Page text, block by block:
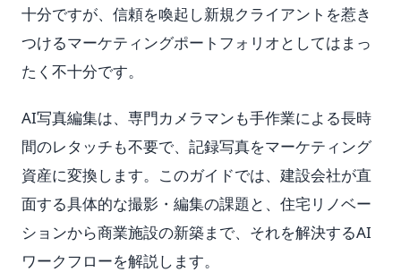
十分ですが、信頼を喚起し新規クライアントを惹き
つけるマーケティングポートフォリオとしてはまっ
たく不十分です。
AI写真編集は、専門カメラマンも手作業による長時
間のレタッチも不要で、記録写真をマーケティング
資産に変換します。このガイドでは、建設会社が直
面する具体的な撮影・編集の課題と、住宅リノベー
ションから商業施設の新築まで、それを解決するAI
ワークフローを解説します。